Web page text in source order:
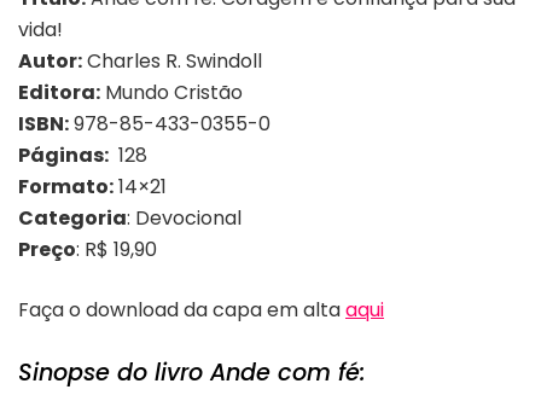
vida!
Autor:Charles R. Swindoll
Editora: Mundo Cristão
ISBN:978-85-433-0355-0
Páginas: 128
Formato:14×21
Categoria: Devocional
Preço: R$ 19,90
Faça o download da capa em altaaqui
Sinopse do livro Ande com fé: